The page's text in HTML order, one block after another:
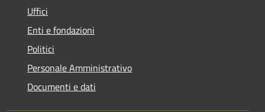
Uffici
Enti e fondazioni
Politici
Personale Amministrativo
Documenti e dati